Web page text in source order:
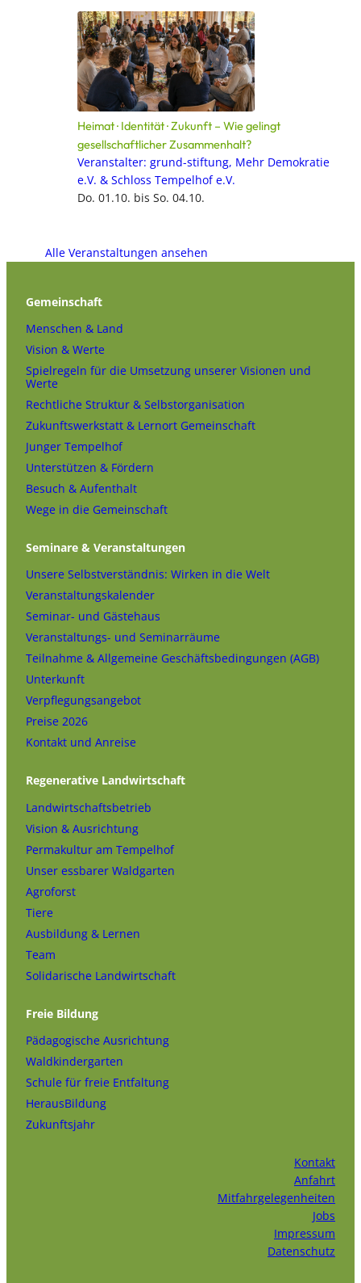
Heimat · Identität · Zukunft – Wie gelingt
gesellschaftlicher Zusammenhalt?
Veranstalter: grund-stiftung, Mehr Demokratie
e.V. & Schloss Tempelhof e.V.
Do. 01.10. bis So. 04.10.
Alle Veranstaltungen ansehen
Gemeinschaft
Menschen & Land
Vision & Werte
Spielregeln für die Umsetzung unserer Visionen und
Werte
Rechtliche Struktur & Selbstorganisation
Zukunftswerkstatt & Lernort Gemeinschaft
Junger Tempelhof
Unterstützen & Fördern
Besuch & Aufenthalt
Wege in die Gemeinschaft
Seminare & Veranstaltungen
Unsere Selbstverständnis: Wirken in die Welt
Veranstaltungskalender
Seminar- und Gästehaus
Veranstaltungs- und Seminarräume
Teilnahme & Allgemeine Geschäftsbedingungen (AGB)
Unterkunft
Verpflegungsangebot
Preise 2026
Kontakt und Anreise
Regenerative Landwirtschaft
Landwirtschaftsbetrieb
Vision & Ausrichtung
Permakultur am Tempelhof
Unser essbarer Waldgarten
Agroforst
Tiere
Ausbildung & Lernen
Team
Solidarische Landwirtschaft
Freie Bildung
Pädagogische Ausrichtung
Waldkindergarten
Schule für freie Entfaltung
HerausBildung
Zukunftsjahr
Kontakt
Anfahrt
Mitfahrgelegenheiten
Jobs
Impressum
Datenschutz